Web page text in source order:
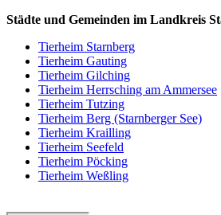
Städte und Gemeinden im Landkreis
Tierheim Starnberg
Tierheim Gauting
Tierheim Gilching
Tierheim Herrsching am Ammersee
Tierheim Tutzing
Tierheim Berg (Starnberger See)
Tierheim Krailling
Tierheim Seefeld
Tierheim Pöcking
Tierheim Weßling